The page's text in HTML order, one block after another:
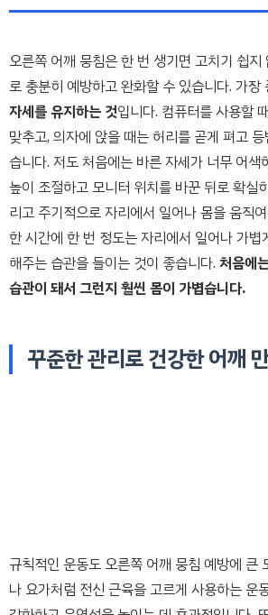
오른쪽 어깨 뭉침은 한 번 생기면 고치기 쉽
로 충분히 예방하고 완화할 수 있습니다. 가장
자세를 유지하는 것입니다. 컴퓨터를 사용할
맞추고, 의자에 앉을 때는 허리를 곧게 펴고
습니다. 저도 처음에는 바른 자세가 너무 어색
높이 조절하고 모니터 위치를 바꾼 뒤로 확실
리고 주기적으로 자리에서 일어나 몸을 움직
한 시간에 한 번 정도는 자리에서 일어나 가
해주는 습관을 들이는 것이 좋습니다. 처음에
습관이 돼서 그런지 훨씬 몸이 가볍습니다.
꾸준한 관리로 건강한 어깨
규칙적인 운동도 오른쪽 어깨 뭉침 예방에 큰
나 요가처럼 전신 근육을 고르게 사용하는 운